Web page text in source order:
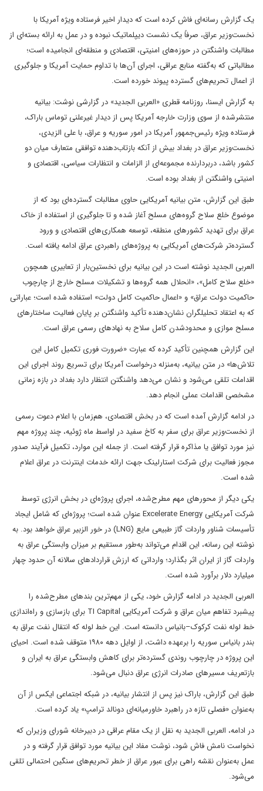
یک گزارش رسانه‌ای فاش کرده است که دیدار اخیر فرستاده ویژه آمریکا با
نخست‌وزیر عراق، صرفاً یک نشست دیپلماتیک نبوده و در عمل به ارائه بسته‌ای از
مطالبات واشنگتن در حوزه‌های امنیتی، اقتصادی و منطقه‌ای انجامیده است؛
مطالباتی که به‌گفته منابع عراقی، اجرای آن‌ها با تداوم حمایت آمریکا و جلوگیری
از اعمال تحریم‌های گسترده پیوند خورده است.
به گزارش ایسنا، روزنامه قطری «العربی الجدید» در گزارشی نوشت: بیانیه
منتشرشده از سوی وزارت خارجه آمریکا پس از دیدار غیرعلنی توماس باراک،
فرستاده ویژه رئیس‌جمهور آمریکا در امور سوریه و عراق، با علی الزیدی،
نخست‌وزیر عراق در بغداد بیش از آنکه بازتاب‌دهنده توافقی متعارف میان دو
کشور باشد، دربردارنده مجموعه‌ای از الزامات و انتظارات سیاسی، اقتصادی و
امنیتی واشنگتن از بغداد بوده است.
طبق این گزارش، متن بیانیه آمریکایی حاوی مطالبات گسترده‌ای بود که از
موضوع خلع سلاح گروه‌های مسلح آغاز شده و تا جلوگیری از استفاده از خاک
عراق برای تهدید کشورهای منطقه، توسعه همکاری‌های اقتصادی و ورود
گسترده‌تر شرکت‌های آمریکایی به پروژه‌های راهبردی عراق ادامه یافته است.
العربی الجدید نوشته است در این بیانیه برای نخستین‌بار از تعابیری همچون
«خلع سلاح کامل»، «انحلال همه گروه‌ها و تشکیلات مسلح خارج از چارچوب
حاکمیت دولت عراق» و «اعمال حاکمیت کامل دولت» استفاده شده است؛ عباراتی
که به اعتقاد تحلیلگران نشان‌دهنده تأکید واشنگتن بر پایان فعالیت ساختارهای
مسلح موازی و محدودشدن کامل سلاح به نهادهای رسمی عراق است.
این گزارش همچنین تأکید کرده که عبارت «ضرورت فوری تکمیل کامل این
تلاش‌ها» در متن بیانیه، به‌منزله درخواست آمریکا برای تسریع روند اجرای این
اقدامات تلقی می‌شود و نشان می‌دهد واشنگتن انتظار دارد بغداد در بازه زمانی
مشخصی اقدامات عملی انجام دهد.
در ادامه گزارش آمده است که در بخش اقتصادی، هم‌زمان با اعلام دعوت رسمی
از نخست‌وزیر عراق برای سفر به کاخ سفید در اواسط ماه ژوئیه، چند پروژه مهم
نیز مورد توافق یا مذاکره قرار گرفته است. از جمله این موارد، تکمیل فرآیند صدور
مجوز فعالیت برای شرکت استارلینک جهت ارائه خدمات اینترنت در عراق اعلام
شده است.
یکی دیگر از محورهای مهم مطرح‌شده، اجرای پروژه‌ای در بخش انرژی توسط
شرکت آمریکایی Excelerate Energy عنوان شده است؛ پروژه‌ای که شامل ایجاد
تأسیسات شناور واردات گاز طبیعی مایع (LNG) در خور الزبیر عراق خواهد بود. به
نوشته این رسانه، این اقدام می‌تواند به‌طور مستقیم بر میزان وابستگی عراق به
واردات گاز از ایران اثر بگذارد؛ وارداتی که ارزش قراردادهای سالانه آن حدود چهار
میلیارد دلار برآورد شده است.
العربی الجدید در ادامه گزارش خود، یکی از مهم‌ترین بندهای مطرح‌شده را
پیشبرد تفاهم میان عراق و شرکت آمریکایی TI Capital برای بازسازی و راه‌اندازی
خط لوله نفت کرکوک–بانیاس دانسته است. این خط لوله که انتقال نفت عراق به
بندر بانیاس سوریه را برعهده داشت، از اوایل دهه ۱۹۸۰ متوقف شده است. احیای
این پروژه در چارچوب روندی گسترده‌تر برای کاهش وابستگی عراق به ایران و
بازتعریف مسیرهای صادرات انرژی عراق دنبال می‌شود.
طبق این گزارش، باراک نیز پس از انتشار بیانیه، در شبکه اجتماعی ایکس از آن
به‌عنوان «فصلی تازه در راهبرد خاورمیانه‌ای دونالد ترامپ» یاد کرده است.
در ادامه، العربی الجدید به نقل از یک مقام عراقی در دبیرخانه شورای وزیران که
نخواست نامش فاش شود، نوشت مفاد این بیانیه مورد توافق قرار گرفته و در
عمل به‌عنوان نقشه راهی برای عبور عراق از خطر تحریم‌های سنگین احتمالی تلقی
می‌شود.